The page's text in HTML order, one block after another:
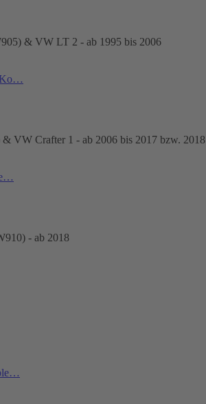
& VW LT 2 - ab 1995 bis 2006
Ko…
VW Crafter 1 - ab 2006 bis 2017 bzw. 2018
- ab 2018